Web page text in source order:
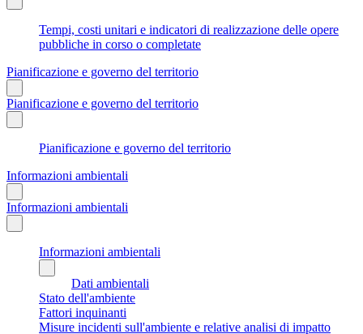
Tempi, costi unitari e indicatori di realizzazione delle opere
pubbliche in corso o completate
Pianificazione e governo del territorio
Pianificazione e governo del territorio
Pianificazione e governo del territorio
Informazioni ambientali
Informazioni ambientali
Informazioni ambientali
Dati ambientali
Stato dell'ambiente
Fattori inquinanti
Misure incidenti sull'ambiente e relative analisi di impatto